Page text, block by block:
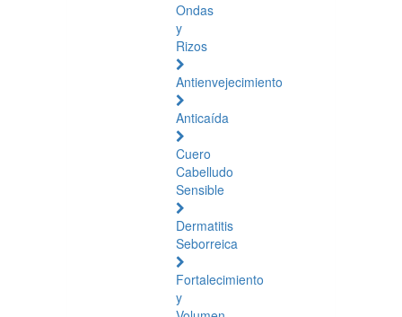
Ondas
y
Rizos
Antienvejecimiento
Anticaída
Cuero
Cabelludo
Sensible
Dermatitis
Seborreica
Fortalecimiento
y